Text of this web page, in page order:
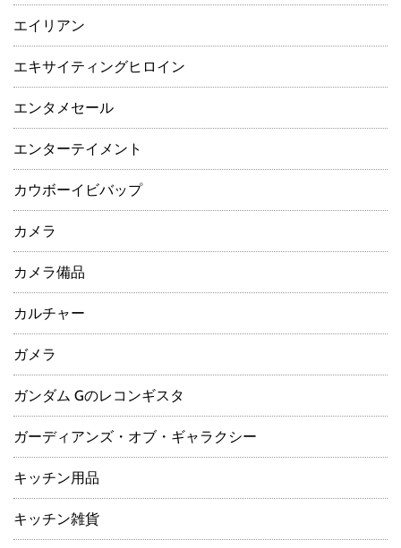
エイリアン
エキサイティングヒロイン
エンタメセール
エンターテイメント
カウボーイビバップ
カメラ
カメラ備品
カルチャー
ガメラ
ガンダム Gのレコンギスタ
ガーディアンズ・オブ・ギャラクシー
キッチン用品
キッチン雑貨